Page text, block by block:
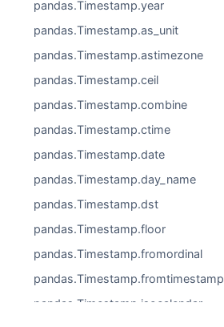
pandas.Timestamp.year
pandas.Timestamp.as_unit
pandas.Timestamp.astimezone
pandas.Timestamp.ceil
pandas.Timestamp.combine
pandas.Timestamp.ctime
pandas.Timestamp.date
pandas.Timestamp.day_name
pandas.Timestamp.dst
pandas.Timestamp.floor
pandas.Timestamp.fromordinal
pandas.Timestamp.fromtimestamp
pandas.Timestamp.isocalendar